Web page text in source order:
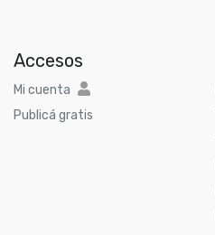
Accesos
Mi cuenta
Publicá gratis